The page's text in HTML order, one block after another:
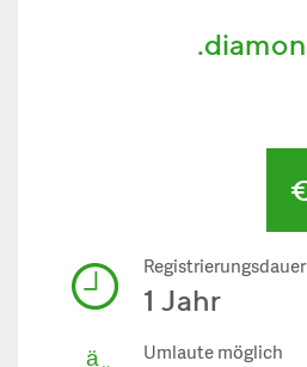
Registrierungsdauer
1 Jahr
Umlaute möglich